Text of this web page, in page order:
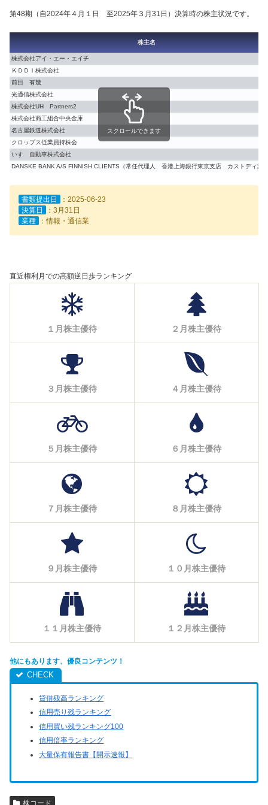
第48期（自2024年４月１日 至2025年３月31日）決算時の株主状況です。
株主名
株式会社アイ・エー・エイチ
ＫＤＤＩ株式会社
前田 有幾
光通信株式会社
株式会社UH Partners2
株式会社商工組合中央金庫
名古屋鉄道株式会社
クロップス従業員持株会
いすゞ自動車株式会社
DANSKE BANK A/S FINNISH CLIENTS（常任代理人 香港上海銀行東京支店 カストディ業
スクロールできます
書類提出日
：2025-06-23
決算日
：3月31日
業種
：情報・通信業
直近権利月での高額逆日歩ランキング
１月株主優待 ２月株主優待
３月株主優待 ４月株主優待
５月株主優待 ６月株主優待
７月株主優待 ８月株主優待
９月株主優待 １０月株主優待
１１月株主優待 １２月株主優待
他にもあります、優良コンテンツ！
貸借残高ランキング
信用売り残ランキング
信用買い残ランキング100
信用倍率ランキング
大量保有報告書【開示速報】
株コード